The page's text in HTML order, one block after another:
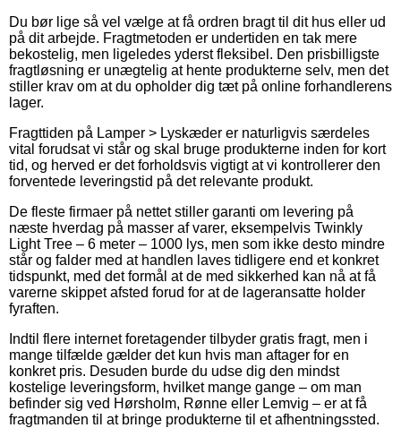
Du bør lige så vel vælge at få ordren bragt til dit hus eller ud
på dit arbejde. Fragtmetoden er undertiden en tak mere
bekostelig, men ligeledes yderst fleksibel. Den prisbilligste
fragtløsning er unægtelig at hente produkterne selv, men det
stiller krav om at du opholder dig tæt på online forhandlerens
lager.
Fragttiden på Lamper > Lyskæder er naturligvis særdeles
vital forudsat vi står og skal bruge produkterne inden for kort
tid, og herved er det forholdsvis vigtigt at vi kontrollerer den
forventede leveringstid på det relevante produkt.
De fleste firmaer på nettet stiller garanti om levering på
næste hverdag på masser af varer, eksempelvis Twinkly
Light Tree – 6 meter – 1000 lys, men som ikke desto mindre
står og falder med at handlen laves tidligere end et konkret
tidspunkt, med det formål at de med sikkerhed kan nå at få
varerne skippet afsted forud for at de lageransatte holder
fyraften.
Indtil flere internet foretagender tilbyder gratis fragt, men i
mange tilfælde gælder det kun hvis man aftager for en
konkret pris. Desuden burde du udse dig den mindst
kostelige leveringsform, hvilket mange gange – om man
befinder sig ved Hørsholm, Rønne eller Lemvig – er at få
fragtmanden til at bringe produkterne til et afhentningssted.